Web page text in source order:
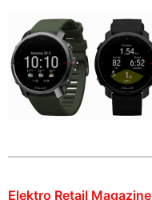
Elektro Retail Magazine